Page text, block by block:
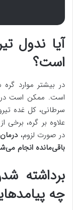
آیا ندول
است؟
در بیشتر موارد
است. ممکن است در
سرطانی، کل غده
علاوه بر گره، برخی
در صورت لزوم،
باقی‌مانده انجام
برداشته
چه